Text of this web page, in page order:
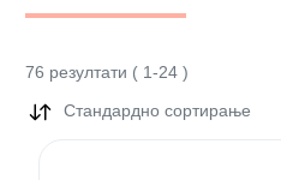
76 резултати ( 1-24 )
Стандардно сортирање